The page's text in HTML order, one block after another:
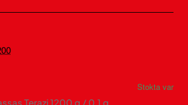
Stokta var
Terazi 1200 g / 0,1 g